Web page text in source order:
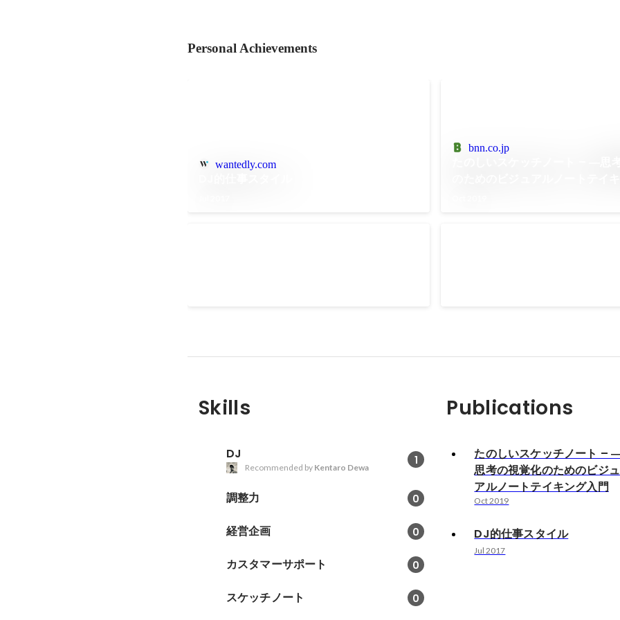
Personal Achievements
wantedly.com
bnn.co.jp
きっかけ作りに寄与。 2012 更なる活
向け、イベントの企画プロデュース、
集・デザイン）、活動紹介パンフレッ
（企画・編集・デザイン）を実施。
Skills
DJ 1
Recommended by Kentaro Dewa
調整力 0
経営企画 0
カスタマーサポート 0
スケッチノート 0
Publications
たのしいスケッチノート –
思考の視覚化のためのビジュ
アルノートテイキング入門
Oct 2019
DJ的仕事スタイル
Jul 2017